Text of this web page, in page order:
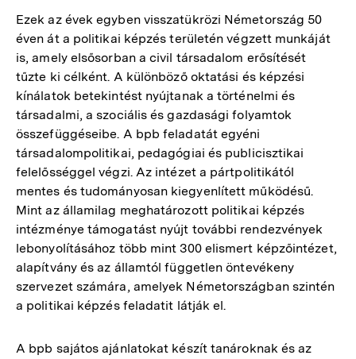
Ezek az évek egyben visszatükrözi Németország 50
éven át a politikai képzés területén végzett munkáját
is, amely elsősorban a civil társadalom erősítését
tűzte ki célként. A különböző oktatási és képzési
kínálatok betekintést nyújtanak a történelmi és
társadalmi, a szociális és gazdasági folyamtok
összefüggéseibe. A bpb feladatát egyéni
társadalompolitikai, pedagógiai és publicisztikai
felelősséggel végzi. Az intézet a pártpolitikától
mentes és tudományosan kiegyenlített működésű.
Mint az államilag meghatározott politikai képzés
intézménye támogatást nyújt további rendezvények
lebonyolításához több mint 300 elismert képzőintézet,
alapítvány és az államtól független öntevékeny
szervezet számára, amelyek Németországban szintén
a politikai képzés feladatit látják el.
A bpb sajátos ajánlatokat készít tanároknak és az